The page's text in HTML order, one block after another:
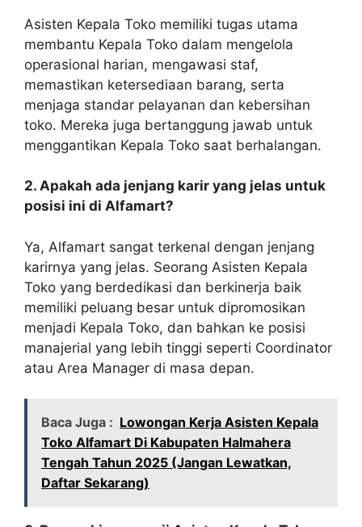
Asisten Kepala Toko memiliki tugas utama
membantu Kepala Toko dalam mengelola
operasional harian, mengawasi staf,
memastikan ketersediaan barang, serta
menjaga standar pelayanan dan kebersihan
toko. Mereka juga bertanggung jawab untuk
menggantikan Kepala Toko saat berhalangan.
2. Apakah ada jenjang karir yang jelas untuk
posisi ini di Alfamart?
Ya, Alfamart sangat terkenal dengan jenjang
karirnya yang jelas. Seorang Asisten Kepala
Toko yang berdedikasi dan berkinerja baik
memiliki peluang besar untuk dipromosikan
menjadi Kepala Toko, dan bahkan ke posisi
manajerial yang lebih tinggi seperti Coordinator
atau Area Manager di masa depan.
Baca Juga : Lowongan Kerja Asisten Kepala
Toko Alfamart Di Kabupaten Halmahera
Tengah Tahun 2025 (Jangan Lewatkan,
Daftar Sekarang)